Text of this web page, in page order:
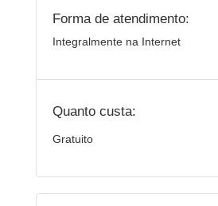
Forma de atendimento:
Integralmente na Internet
Quanto custa:
Gratuito